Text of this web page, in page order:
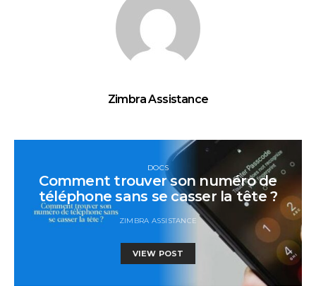
Zimbra Assistance
DOCS
Comment trouver son numéro de
téléphone sans se casser la tête ?
ZIMBRA ASSISTANCE
VIEW POST